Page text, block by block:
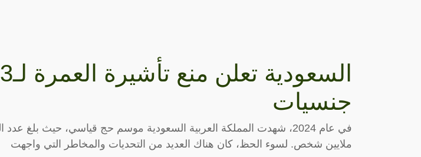
السعودية تعلن منع تأشيرة العمرة لـ3
جنسيات
ملايين شخص. لسوء الحظ، كان هناك العديد من التحديات والمخاطر التي واجهت